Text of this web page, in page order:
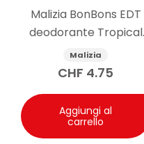
Risposta: È
metalli pesanti con
0,0001%, 100% Vegan e
Malizia BonBons EDT
deodorante Tropical
Berry 75 ml
Malizia
CHF 4.75
Aggiungi al
carrello